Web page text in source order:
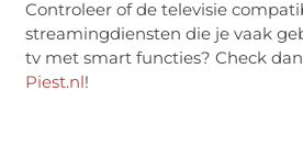
Controleer of de televisie
streamingdiensten die je vaak
tv met smart functies? Check
Piest.nl!